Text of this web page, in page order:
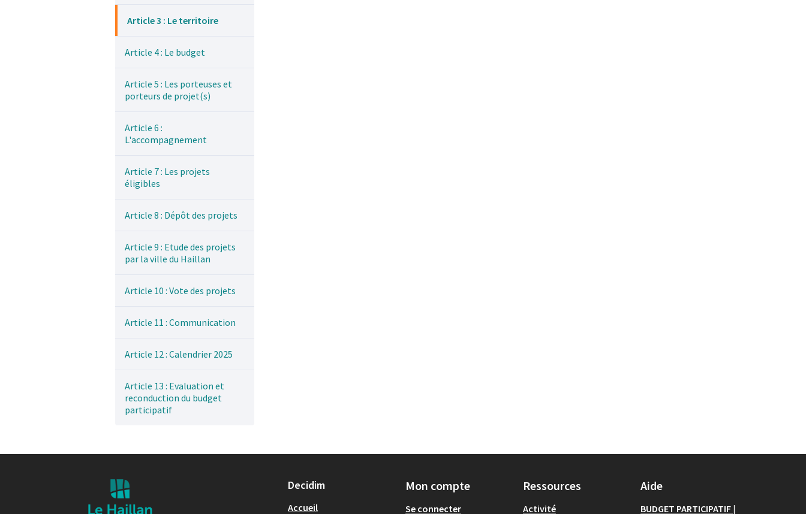
Article 3 : Le territoire
Article 4 : Le budget
Article 5 : Les porteuses et
porteurs de projet(s)
Article 6 :
L'accompagnement
Article 7 : Les projets
éligibles
Article 8 : Dépôt des projets
Article 9 : Etude des projets
par la ville du Haillan
Article 10 : Vote des projets
Article 11 : Communication
Article 12 : Calendrier 2025
Article 13 : Evaluation et
reconduction du budget
participatif
Decidim
Accueil
Mon compte
Se connecter
Ressources
Activité
Aide
BUDGET PARTICIPATIF |